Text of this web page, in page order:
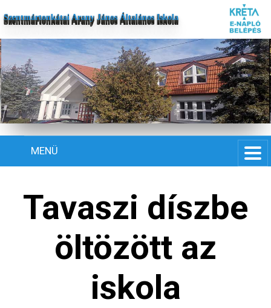
Szentmártonkátai Arany János Általános Iskola
MENÜ
Tavaszi díszbe
öltözött az
iskola